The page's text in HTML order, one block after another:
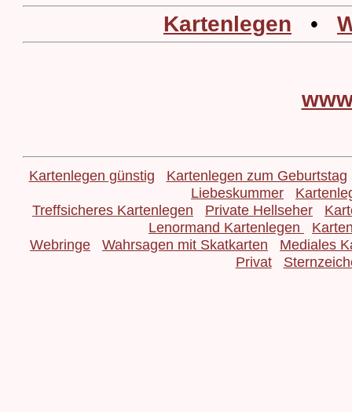
Kartenlegen •
Kartenlegen günstig
Kartenlegen zum Geburtstag
Liebeskummer
Treffsicheres Kartenlegen
Private Hellseher
Lenormand Kartenlegen
Webringe
Wahrsagen mit Skatkarten
Mediales
Privat